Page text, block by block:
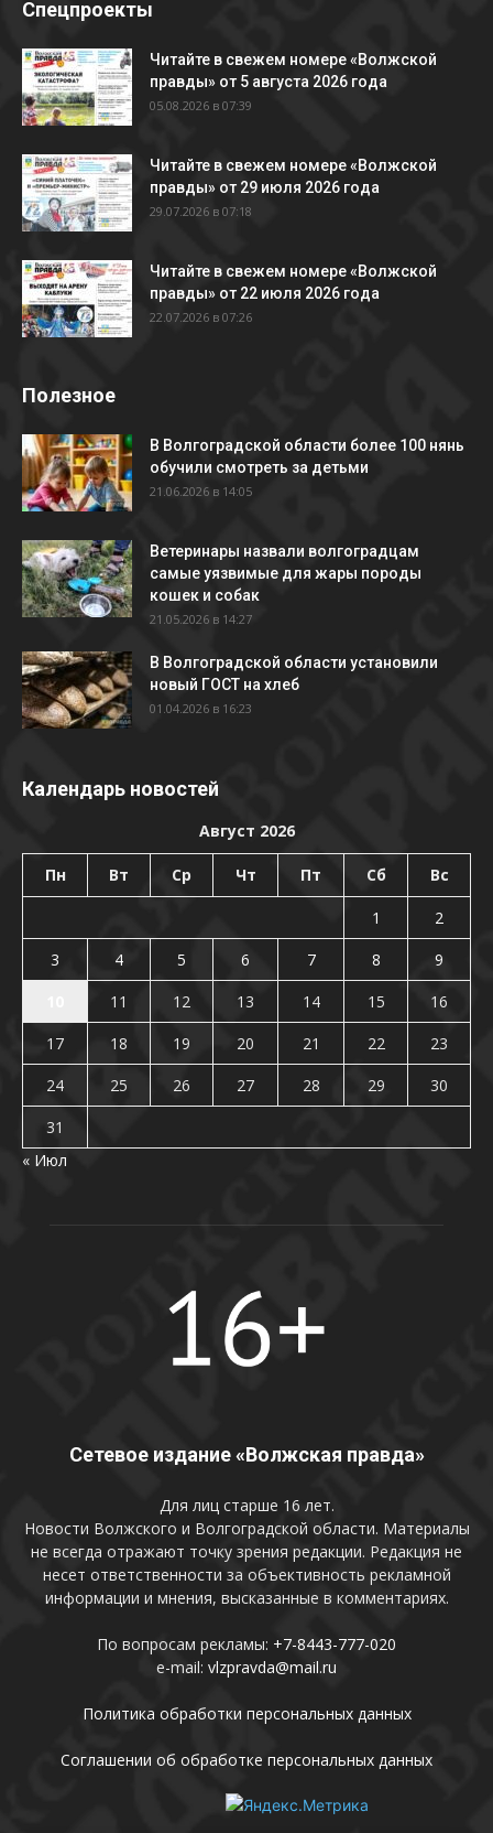
Спецпроекты
Читайте в свежем номере «Волжской
правды» от 5 августа 2026 года
05.08.2026 в 07:39
Читайте в свежем номере «Волжской
правды» от 29 июля 2026 года
29.07.2026 в 07:18
Читайте в свежем номере «Волжской
правды» от 22 июля 2026 года
22.07.2026 в 07:26
Полезное
В Волгоградской области более 100 нянь
обучили смотреть за детьми
21.06.2026 в 14:05
Ветеринары назвали волгоградцам
самые уязвимые для жары породы
кошек и собак
21.05.2026 в 14:27
В Волгоградской области установили
новый ГОСТ на хлеб
01.04.2026 в 16:23
Календарь новостей
Август 2026
Пн Вт Ср Чт Пт Сб Вс
1
2
3
4 5 6 7 8
9
11 12 13 14 15
16
17
18 19 20 21 22
23
24
25 26 27 28 29
30
31
« Июл
Сетевое издание «Волжская правда»
Для лиц старше 16 лет.
Новости Волжского и Волгоградской области. Материалы
не всегда отражают точку зрения редакции. Редакция не
несет ответственности за объективность рекламной
информации и мнения, высказанные в комментариях.
По вопросам рекламы: +7-8443-777-020
e-mail: vlzpravda@mail.ru
Политика обработки персональных данных
Соглашении об обработке персональных данных